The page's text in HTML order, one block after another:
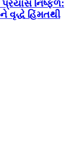
પ્રયાસ નિષ્ફળ:
વૃદ્ધે હિંમતથી